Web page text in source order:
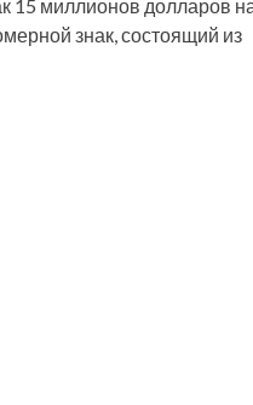
15 миллионов долларов
знак, состоящий из